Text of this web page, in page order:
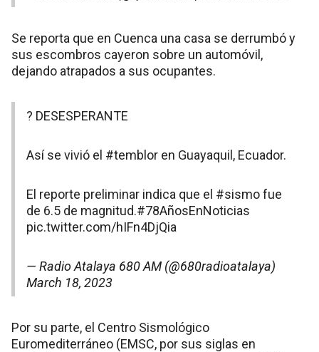
Se reporta que en Cuenca una casa se derrumbó y
sus escombros cayeron sobre un automóvil,
dejando atrapados a sus ocupantes.
? DESESPERANTE
Así se vivió el #temblor en Guayaquil, Ecuador.
El reporte preliminar indica que el #sismofue
de 6.5 de magnitud.#78AñosEnNoticias
pic.twitter.com/hIFn4DjQia
— Radio Atalaya 680 AM (@680radioatalaya)
March 18, 2023
Por su parte, el Centro Sismológico
Euromediterráneo (EMSC, por sus siglas en